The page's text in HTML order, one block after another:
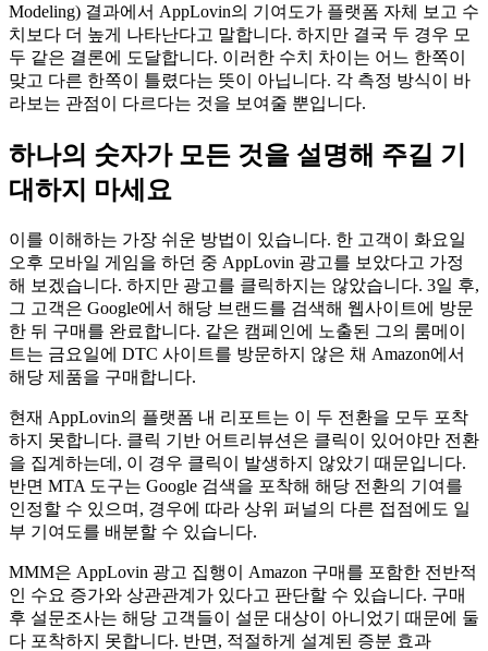
Modeling) 결과에서 AppLovin의 기여도가 플랫폼 자체 보고 수
치보다 더 높게 나타난다고 말합니다. 하지만 결국 두 경우 모
두 같은 결론에 도달합니다. 이러한 수치 차이는 어느 한쪽이
맞고 다른 한쪽이 틀렸다는 뜻이 아닙니다. 각 측정 방식이 바
라보는 관점이 다르다는 것을 보여줄 뿐입니다.
하나의 숫자가 모든 것을 설명해 주길 기
대하지 마세요
이를 이해하는 가장 쉬운 방법이 있습니다. 한 고객이 화요일
오후 모바일 게임을 하던 중 AppLovin 광고를 보았다고 가정
해 보겠습니다. 하지만 광고를 클릭하지는 않았습니다. 3일 후,
그 고객은 Google에서 해당 브랜드를 검색해 웹사이트에 방문
한 뒤 구매를 완료합니다. 같은 캠페인에 노출된 그의 룸메이
트는 금요일에 DTC 사이트를 방문하지 않은 채 Amazon에서
해당 제품을 구매합니다.
현재 AppLovin의 플랫폼 내 리포트는 이 두 전환을 모두 포착
하지 못합니다. 클릭 기반 어트리뷰션은 클릭이 있어야만 전환
을 집계하는데, 이 경우 클릭이 발생하지 않았기 때문입니다.
반면 MTA 도구는 Google 검색을 포착해 해당 전환의 기여를
인정할 수 있으며, 경우에 따라 상위 퍼널의 다른 접점에도 일
부 기여도를 배분할 수 있습니다.
MMM은 AppLovin 광고 집행이 Amazon 구매를 포함한 전반적
인 수요 증가와 상관관계가 있다고 판단할 수 있습니다. 구매
후 설문조사는 해당 고객들이 설문 대상이 아니었기 때문에 둘
다 포착하지 못합니다. 반면, 적절하게 설계된 증분 효과